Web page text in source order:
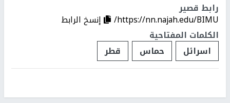
رابط قصير
https://nn.najah.edu/BIMU/
إنسخ الرابط
الكلمات المفتاحية
اسرائل
حماس قطر